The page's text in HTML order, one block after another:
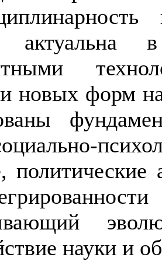
новых форм
науки и